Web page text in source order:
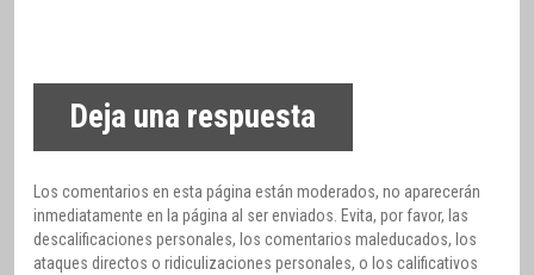
Deja una respuesta
Los comentarios en esta página están moderados, no aparecerán
inmediatamente en la página al ser enviados. Evita, por favor, las
descalificaciones personales, los comentarios maleducados, los
ataques directos o ridiculizaciones personales, o los calificativos